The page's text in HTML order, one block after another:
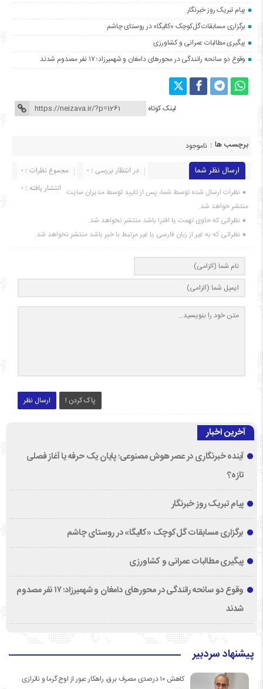
پیام تبریک روز خبرنگار
برگزاری مسابقات گل‌کوچک «کالیگا» در روستای چاشم
پیگیری مطالبات عمرانی و کشاورزی
وقوع دو سانحه رانندگی در محورهای دامغان و شهمیرزاد؛ ۱۷ نفر مصدوم شدند
لینک کوتاه
برچسب ها : ناموجود
ارسال نظر شما مجموع نظرات : 0
در انتظار بررسی : 0
انتشار یافته : ۰ نظرات ارسال شده توسط شما، پس از تایید توسط مدیران سایت
منتشر خواهد شد.
نظراتی که حاوی تهمت یا افترا باشد منتشر نخواهد شد.
نظراتی که به غیر از زبان فارسی یا غیر مرتبط با خبر باشد منتشر نخواهد شد.
ارسال نظر پاک کردن !
آخرین اخبار
آینده خبرنگاری در عصر هوش مصنوعی؛ پایان یک حرفه یا آغاز فصلی
تازه؟
پیام تبریک روز خبرنگار
برگزاری مسابقات گل‌کوچک «کالیگا» در روستای چاشم
پیگیری مطالبات عمرانی و کشاورزی
وقوع دو سانحه رانندگی در محورهای دامغان و شهمیرزاد؛ ۱۷ نفر مصدوم
شدند
پیشنهاد سردبیر
کاهش ۱۰ درصدی مصرف برق، راهکار عبور از اوج گرما و ناترازی